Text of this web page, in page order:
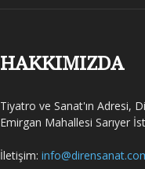
HAKKIMIZDA
Tiyatro ve Sanat'ın Adresi,
Emirgan Mahallesi Sarıyer
İletişim: